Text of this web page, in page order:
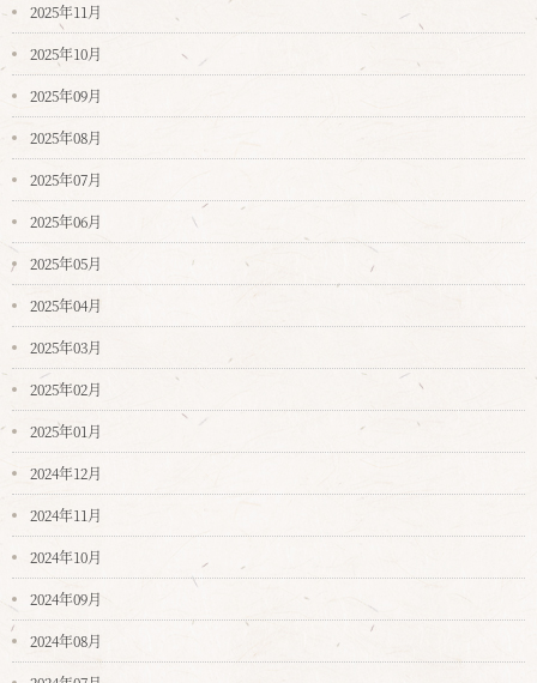
2025年11月
2025年10月
2025年09月
2025年08月
2025年07月
2025年06月
2025年05月
2025年04月
2025年03月
2025年02月
2025年01月
2024年12月
2024年11月
2024年10月
2024年09月
2024年08月